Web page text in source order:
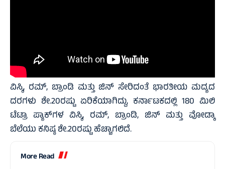
ವಿಸ್ಕಿ, ರಮ್, ಬ್ರಾಂಡಿ ಮತ್ತು ಜಿನ್ ಸೇರಿದಂತೆ ಭಾರತೀಯ ಮದ್ಯದ
ದರಗಳು ಶೇ.20ರಷ್ಟು ಏರಿಕೆಯಾಗಿದ್ದು, ಕರ್ನಾಟಕದಲ್ಲಿ 180 ಮಿಲಿ
ಟೆಟ್ರಾ ಪ್ಯಾಕ್‌ಗಳ ವಿಸ್ಕಿ, ರಮ್, ಬ್ರಾಂಡಿ, ಜಿನ್ ಮತ್ತು ವೋಡ್ಕಾ
ಬೆಲೆಯು ಕನಿಷ್ಠ ಶೇ.20ರಷ್ಟು ಹೆಚ್ಚಾಗಲಿದೆ.
More Read